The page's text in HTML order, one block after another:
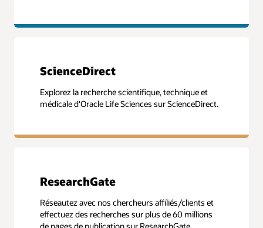
ScienceDirect
Explorez la recherche scientifique, technique et
médicale d'Oracle Life Sciences sur ScienceDirect.
ResearchGate
Réseautez avec nos chercheurs affiliés/clients et
effectuez des recherches sur plus de 60 millions